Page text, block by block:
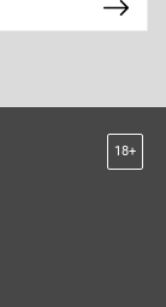
18+